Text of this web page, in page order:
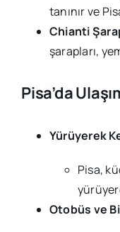
tanınır ve
Chianti
şarapları,
Pisa’da
Yürüyerek
Pisa,
Otobüs ve